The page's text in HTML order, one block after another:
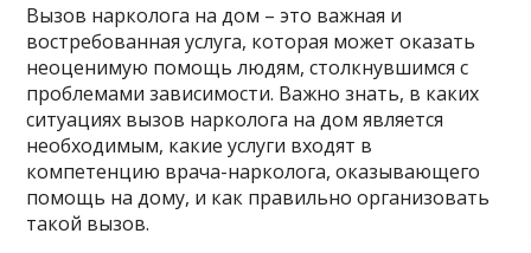
Вызов нарколога на дом – это важная и
востребованная услуга, которая может оказать
неоценимую помощь людям, столкнувшимся с
проблемами зависимости. Важно знать, в каких
ситуациях вызов нарколога на дом является
необходимым, какие услуги входят в
компетенцию врача-нарколога, оказывающего
помощь на дому, и как правильно организовать
такой вызов.